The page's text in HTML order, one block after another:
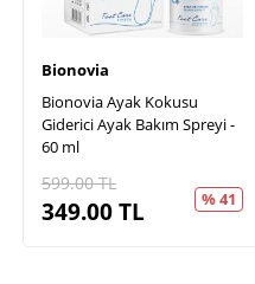
Bionovia
Bionovia Ayak Kokusu
Giderici Ayak Bakım Spreyi -
60 ml
599.00TL
349.00TL % 41